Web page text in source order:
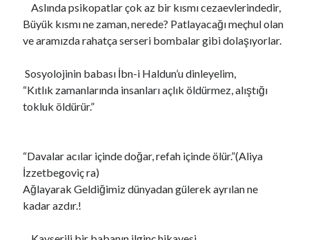
Aslında psikopatlar çok az bir kısmı cezaevlerindedir,
Büyük kısmı ne zaman, nerede? Patlayacağı meçhul olan
ve aramızda rahatça serseri bombalar gibi dolaşıyorlar.
Sosyolojinin babası İbn-i Haldun’u dinleyelim,
“Kıtlık zamanlarında insanları açlık öldürmez, alıştığı
tokluk öldürür.”
“Davalar acılar içinde doğar, refah içinde ölür.”(Aliya
İzzetbegoviç ra)
Ağlayarak Geldiğimiz dünyadan gülerek ayrılan ne
kadar azdır.!